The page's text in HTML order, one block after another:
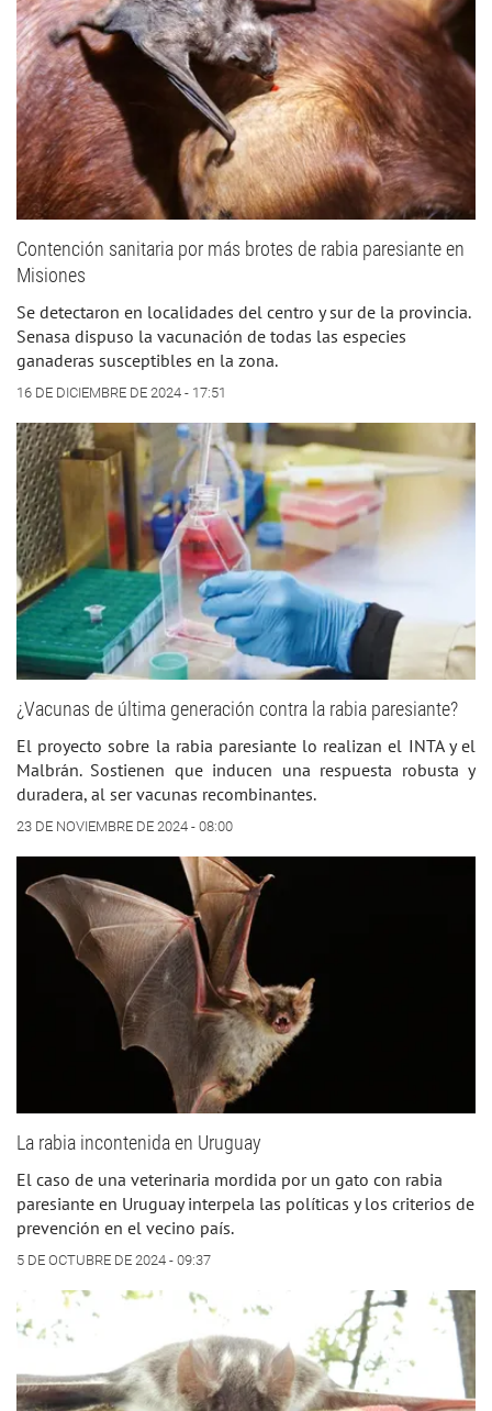
Contención sanitaria por más brotes de rabia paresiante en
Misiones
Se detectaron en localidades del centro y sur de la provincia.
Senasa dispuso la vacunación de todas las especies
ganaderas susceptibles en la zona.
16 DE DICIEMBRE DE 2024 - 17:51
¿Vacunas de última generación contra la rabia paresiante?
El proyecto sobre la rabia paresiante lo realizan el INTA y el
Malbrán. Sostienen que inducen una respuesta robusta y
duradera, al ser vacunas recombinantes.
23 DE NOVIEMBRE DE 2024 - 08:00
La rabia incontenida en Uruguay
El caso de una veterinaria mordida por un gato con rabia
paresiante en Uruguay interpela las políticas y los criterios de
prevención en el vecino país.
5 DE OCTUBRE DE 2024 - 09:37